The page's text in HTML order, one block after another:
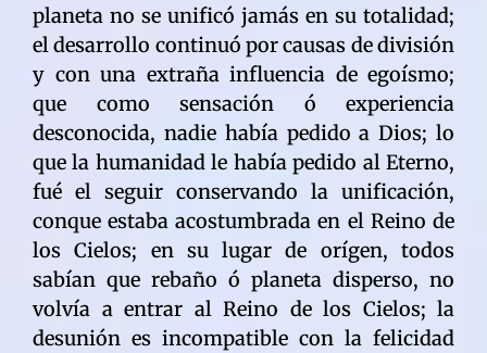
planeta no se unificó jamás en su totalidad;
el desarrollo continuó por causas de división
y con una extraña influencia de egoísmo;
que como sensación ó experiencia
desconocida, nadie había pedido a Dios; lo
que la humanidad le había pedido al Eterno,
fué el seguir conservando la unificación,
conque estaba acostumbrada en el Reino de
los Cielos; en su lugar de orígen, todos
sabían que rebaño ó planeta disperso, no
volvía a entrar al Reino de los Cielos; la
desunión es incompatible con la felicidad